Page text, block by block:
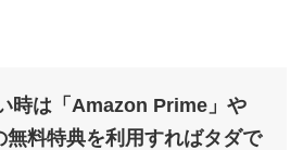
時は「Amazon Prime」や
無料特典を利用すればタダで